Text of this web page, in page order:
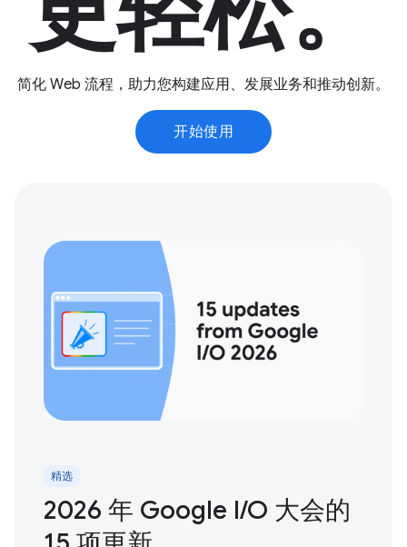
简化 Web 流程，助力您构建应用、发展业务和推动创新。
开始使用
精选
2026 年 Google I / O 大会的